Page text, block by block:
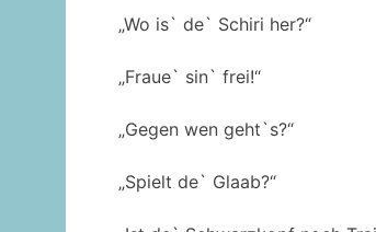
„Wo is` de` Schiri her?“
„Fraue` sin` frei!“
„Gegen wen geht`s?“
„Spielt de` Glaab?“